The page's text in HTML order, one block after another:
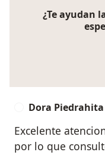
¿Te ayudan
Dora Piedrahita
Excelente
por lo que